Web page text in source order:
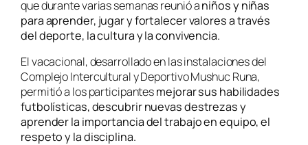
que durante varias semanas reunió aniños y niñas
para aprender, jugar y fortalecer valores a través
del deporte, la cultura y la convivencia.
El vacacional, desarrollado en las instalaciones del
Complejo Intercultural y Deportivo Mushuc Runa,
permitió a los participantesmejorar sus habilidades
futbolísticas,descubrir nuevas destrezas y
aprender la importancia del trabajo en equipo, el
respeto y la disciplina.